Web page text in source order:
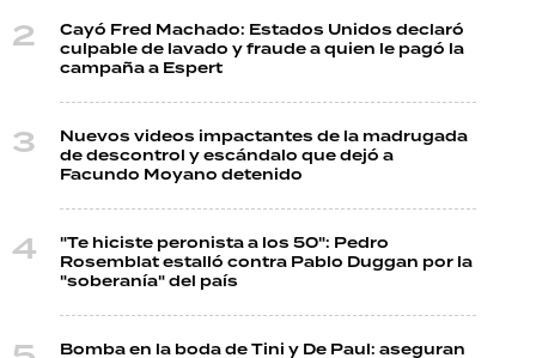
Cayó Fred Machado: Estados Unidos declaró
culpable de lavado y fraude a quien le pagó la
campaña a Espert
Nuevos videos impactantes de la madrugada
de descontrol y escándalo que dejó a
Facundo Moyano detenido
"Te hiciste peronista a los 50": Pedro
Rosemblat estalló contra Pablo Duggan por la
"soberanía" del país
Bomba en la boda de Tini y De Paul: aseguran